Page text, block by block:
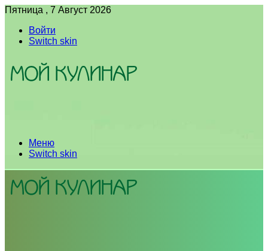
Пятница , 7 Август 2026
Войти
Switch skin
Меню
Switch skin